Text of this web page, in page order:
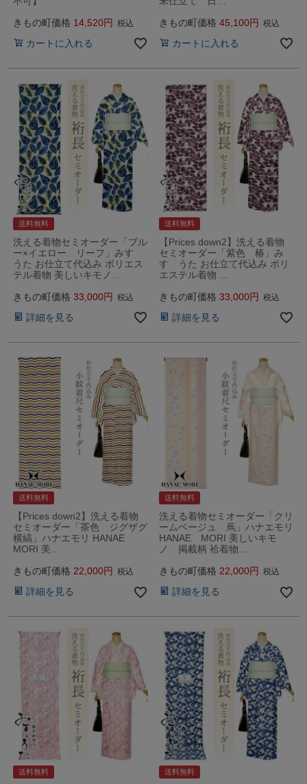
きもの町価格 14,520 税込
カートに入れる
きもの町価格 45,100 税込
カートに入れる
送料無料
洗える着物セミオーダー「ブル
ー×イエロー リーフ」みすゞ
うた お仕立て代込み ポリエス
テル着物 美しいキモノ…
きもの町価格 33,000 税込
詳細を見る
送料無料
【Prices down2】洗える着物
セミオーダー「紫色 椿」み
すゞうた お仕立て代込み ポリ
エステル着物 …
きもの町価格 33,000 税込
詳細を見る
送料無料
【Prices down2】洗える着物
セミオーダー「茶色 ジグザグ
横縞」ハナエモリ HANAE
MORI 美…
きもの町価格 22,000 税込
詳細を見る
送料無料
洗える着物セミオーダー「クリ
ームベージュ 蔦」ハナエモリ
HANAE MORI 美しいキモ
ノ 掲載柄 袷着物…
きもの町価格 22,000 税込
詳細を見る
送料無料 送料無料